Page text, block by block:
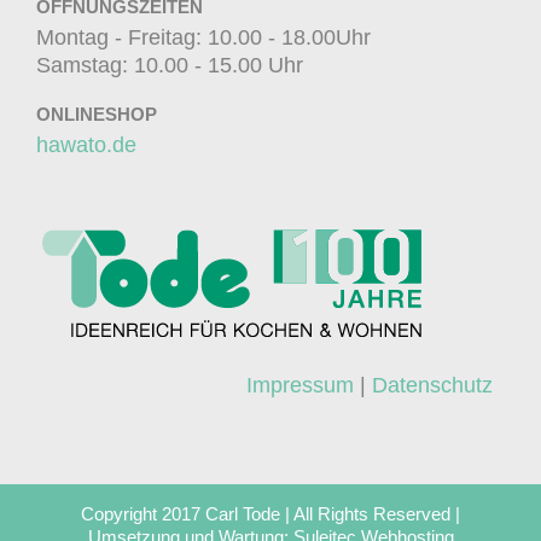
ÖFFNUNGSZEITEN
Montag - Freitag: 10.00 - 18.00Uhr
Samstag: 10.00 - 15.00 Uhr
ONLINESHOP
hawato.de
Impressum Datenschutz
Copyright 2017 Carl Tode | All Rights Reserved |